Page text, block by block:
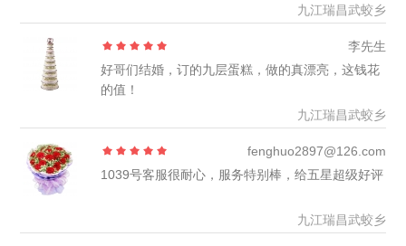
九江瑞昌武蛟乡
李先生
好哥们结婚，订的九层蛋糕，做的真漂亮，这钱花
的值！
九江瑞昌武蛟乡
fenghuo2897@126.com
1039号客服很耐心，服务特别棒，给五星超级好评
九江瑞昌武蛟乡